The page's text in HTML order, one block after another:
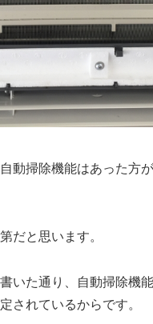
動掃除機能はあった方
だと思います。
いた通り、自動掃除機
されているからです。